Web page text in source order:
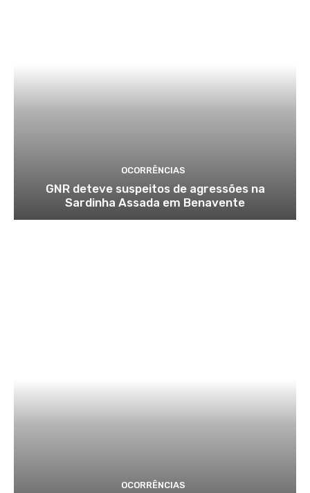
OCORRÊNCIAS
GNR deteve suspeitos de agressões na
Sardinha Assada em Benavente
OCORRÊNCIAS